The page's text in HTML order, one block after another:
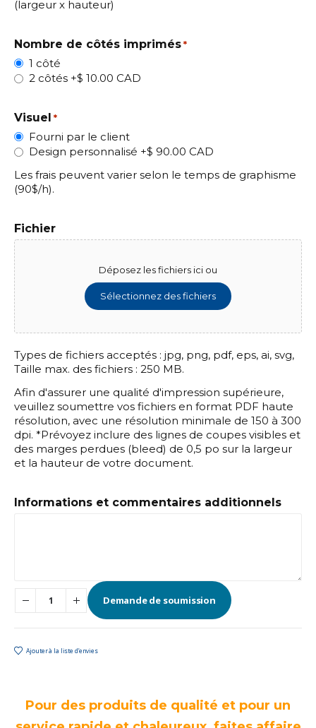
(largeur x hauteur)
Nombre de côtés imprimés *
1 côté
2 côtés +$ 10.00 CAD
Visuel *
Fourni par le client
Design personnalisé +$ 90.00 CAD
Les frais peuvent varier selon le temps de graphisme
(90$/h).
Fichier
Déposez les fichiers ici ou
Sélectionnez des fichiers
Types de fichiers acceptés : jpg, png, pdf, eps, ai, svg,
Taille max. des fichiers : 250 MB.
Afin d'assurer une qualité d'impression supérieure,
veuillez soumettre vos fichiers en format PDF haute
résolution, avec une résolution minimale de 150 à 300
dpi. *Prévoyez inclure des lignes de coupes visibles et
des marges perdues (bleed) de 0,5 po sur la largeur
et la hauteur de votre document.
Informations et commentaires additionnels
Demande de soumission
Ajouter à la liste d’envies
Pour des produits de qualité et pour un